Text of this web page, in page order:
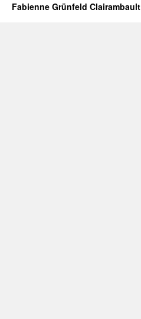
Fabienne Grünfeld Clairambault